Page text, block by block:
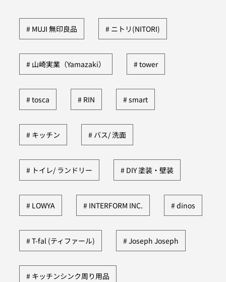
MUJI 無印良品 ニトリ(NITORI)
山崎実業（Yamazaki） tower
tosca RIN smart
キッチン バス/ 洗面
トイレ/ ランドリー DIY 塗装・壁装
LOWYA INTERFORM INC. dinos
T-fal (ティファール) Joseph Joseph
キッチンシンク周り用品